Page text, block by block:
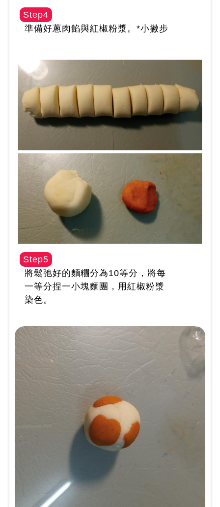
Step4
準備好蔥肉餡與紅椒粉漿。*小撇步
Step5
將鬆弛好的麵糰分為10等分，將每
一等分捏一小塊麵團，用紅椒粉漿
染色。